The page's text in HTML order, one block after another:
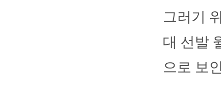
그러기
대 선발
으로 보